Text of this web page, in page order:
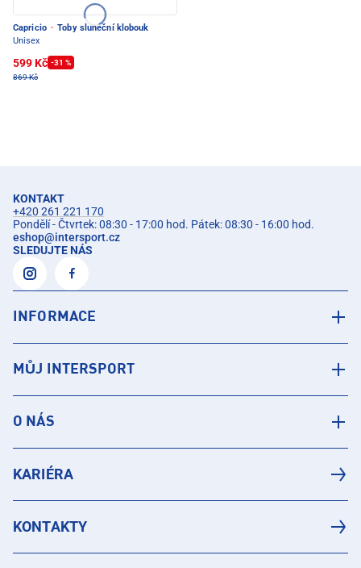
Capricio · Toby sluneční klobouk
Unisex
599 Kč -31 %
869 Kč
KONTAKT
+420 261 221 170
Pondělí - Čtvrtek: 08:30 - 17:00 hod. Pátek: 08:30 - 16:00 hod.
eshop@intersport.cz
SLEDUJTE NÁS
INFORMACE
MŮJ INTERSPORT
O NÁS
KARIÉRA
KONTAKTY